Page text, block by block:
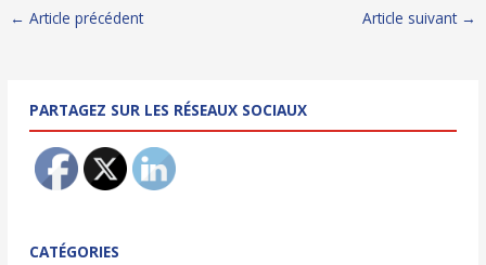
Navigation
← Article précédent Article suivant →
PARTAGEZ SUR LES RÉSEAUX SOCIAUX
CATÉGORIES